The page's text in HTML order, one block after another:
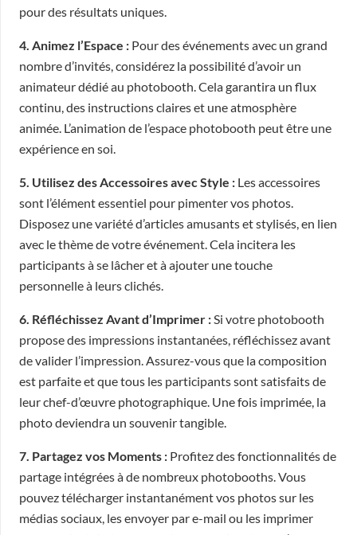
pour des résultats uniques.
4. Animez l’Espace : Pour des événements avec un grand
nombre d’invités, considérez la possibilité d’avoir un
animateur dédié au photobooth. Cela garantira un flux
continu, des instructions claires et une atmosphère
animée. L’animation de l’espace photobooth peut être une
expérience en soi.
5. Utilisez des Accessoires avec Style : Les accessoires
sont l’élément essentiel pour pimenter vos photos.
Disposez une variété d’articles amusants et stylisés, en lien
avec le thème de votre événement. Cela incitera les
participants à se lâcher et à ajouter une touche
personnelle à leurs clichés.
6. Réfléchissez Avant d’Imprimer :Si votre photobooth
propose des impressions instantanées, réfléchissez avant
de valider l’impression. Assurez-vous que la composition
est parfaite et que tous les participants sont satisfaits de
leur chef-d’œuvre photographique. Une fois imprimée, la
photo deviendra un souvenir tangible.
7. Partagez vos Moments : Profitez des fonctionnalités de
partage intégrées à de nombreux photobooths. Vous
pouvez télécharger instantanément vos photos sur les
médias sociaux, les envoyer par e-mail ou les imprimer